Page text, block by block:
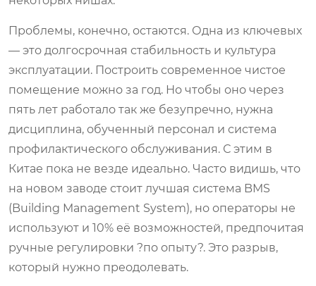
Проблемы, конечно, остаются. Одна из ключевых
— это долгосрочная стабильность и культура
эксплуатации. Построить современное чистое
помещение можно за год. Но чтобы оно через
пять лет работало так же безупречно, нужна
дисциплина, обученный персонал и система
профилактического обслуживания. С этим в
Китае пока не везде идеально. Часто видишь, что
на новом заводе стоит лучшая система BMS
(Building Management System), но операторы не
используют и 10% её возможностей, предпочитая
ручные регулировки ?по опыту?. Это разрыв,
который нужно преодолевать.